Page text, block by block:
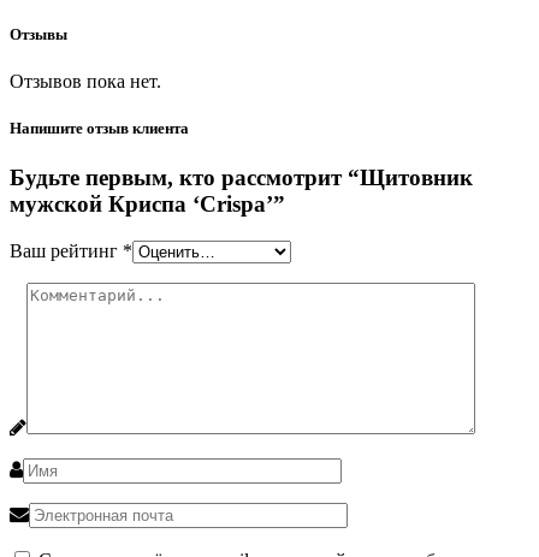
Отзывы
Отзывов пока нет.
Напишите отзыв клиента
Будьте первым, кто рассмотрит “Щитовник
мужской Криспа ‘Crispa’”
Ваш рейтинг *